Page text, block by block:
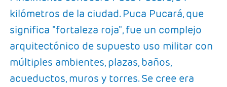
kilómetros de la ciudad. Puca Pucará, que
significa "fortaleza roja", fue un complejo
arquitectónico de supuesto uso militar con
múltiples ambientes, plazas, baños,
acueductos, muros y torres. Se cree era